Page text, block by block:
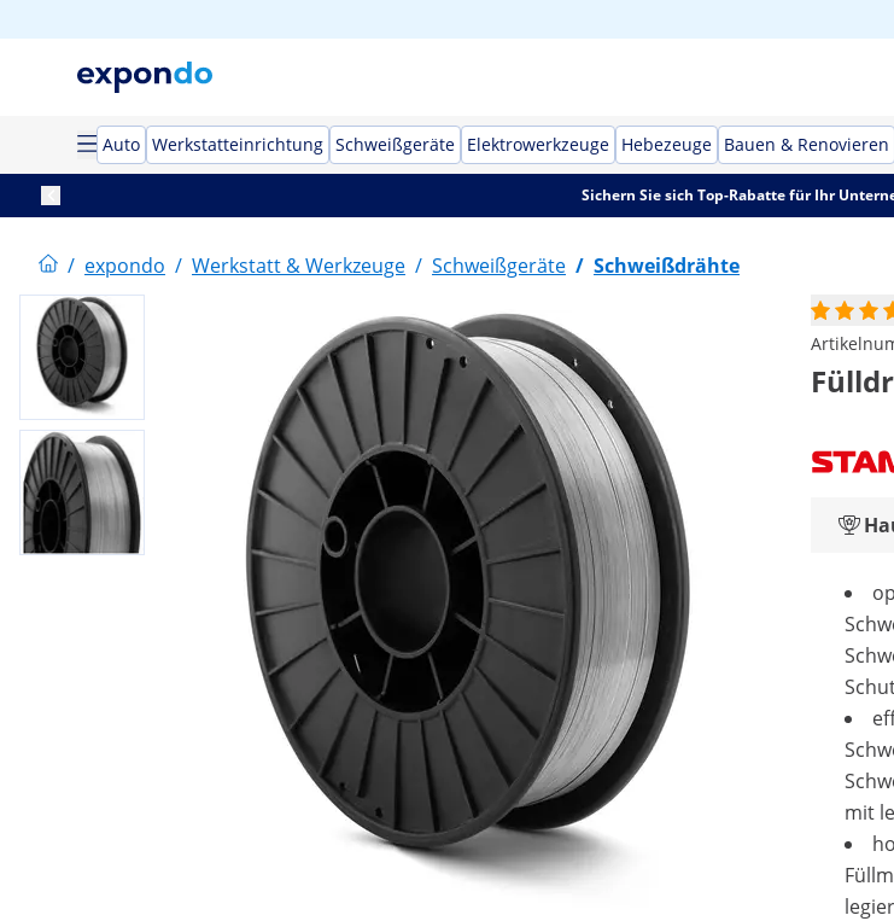
Auto Werkstatteinrichtung Schweißgeräte Elektrowerkzeuge Hebezeuge Bauen & Renovieren
Sichern Sie sich Top-Rabatte für Ihr
/ expondo / Werkstatt & Werkzeuge / Schweißgeräte / Schweißdrähte
mit